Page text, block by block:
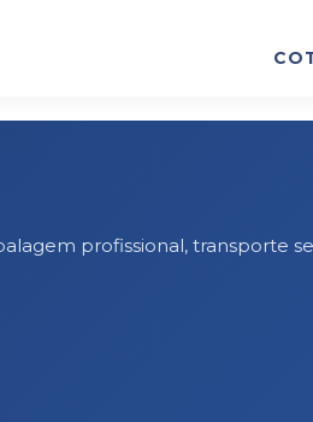
profissional, transporte